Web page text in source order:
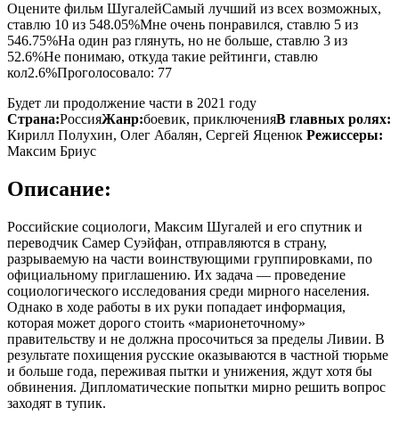
Оцените фильм ШугалейСамый лучший из всех возможных,
ставлю 10 из 548.05%Мне очень понравился, ставлю 5 из
546.75%На один раз глянуть, но не больше, ставлю 3 из
52.6%Не понимаю, откуда такие рейтинги, ставлю
кол2.6%Проголосовало: 77
Будет ли продолжение части в 2021 году
Страна:РоссияЖанр:боевик, приключенияВ главных ролях:
Кирилл Полухин, Олег Абалян, Сергей Яценюк Режиссеры:
Максим Бриус
Описание:
Российские социологи, Максим Шугалей и его спутник и
переводчик Самер Суэйфан, отправляются в страну,
разрываемую на части воинствующими группировками, по
официальному приглашению. Их задача — проведение
социологического исследования среди мирного населения.
Однако в ходе работы в их руки попадает информация,
которая может дорого стоить «марионеточному»
правительству и не должна просочиться за пределы Ливии. В
результате похищения русские оказываются в частной тюрьме
и больше года, переживая пытки и унижения, ждут хотя бы
обвинения. Дипломатические попытки мирно решить вопрос
заходят в тупик.